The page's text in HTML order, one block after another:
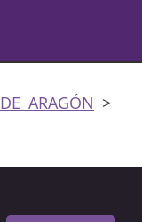
ARAGÓN >